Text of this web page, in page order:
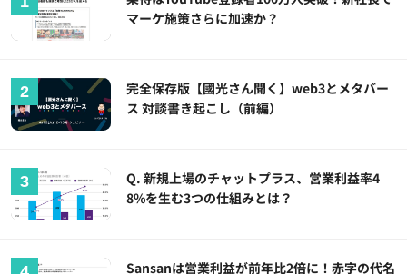
マーケ施策さらに加速か？
完全保存版【國光さん聞く】web3とメタバー
ス 対談書き起こし（前編）
Q. 新規上場のチャットプラス、営業利益率4
8%を生む3つの仕組みとは？
Sansanは営業利益が前年比2倍に！赤字の代名